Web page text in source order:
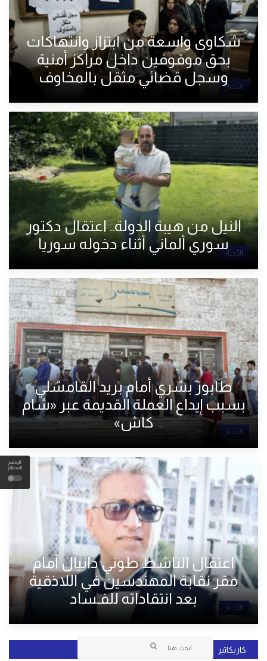
الوضع
المظلم
الأخبار
شكاوى واسعة من ابتزاز وانتهاكات
بحق موقوفين داخل مراكز أمنية
وسجل قضائي مثقل بالمخاوف
الأخبار
النيل من هيبة الدولة.. اعتقال دكتور
سوري ألماني أثناء دخوله سوريا
الأخبار
طابور بشري أمام بريد القامشلي
بسبب إيداع العملة القديمة عبر «شام
كاش»
الأخبار
اعتقال الناشط طوني دانيال أمام
مقر نقابة المهندسين في اللاذقية
بعد انتقاداته للفـساد
كاريكاتير